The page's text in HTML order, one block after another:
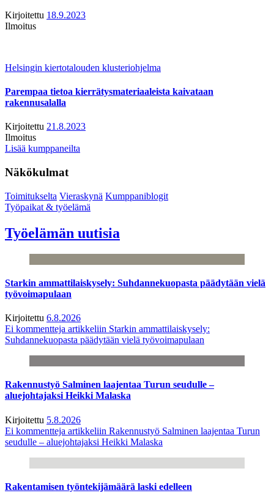
Kirjoitettu 18.9.2023
Ilmoitus
Helsingin kiertotalouden klusteriohjelma
Parempaa tietoa kierrätysmateriaaleista kaivataan
rakennusalalla
Kirjoitettu 21.8.2023
Ilmoitus
Lisää kumppaneilta
Näkökulmat
Toimitukselta Vieraskynä Kumppaniblogit
Työpaikat & työelämä
Työelämän uutisia
Starkin ammattilaiskysely: Suhdannekuopasta päädytään vielä
työvoimapulaan
Kirjoitettu 6.8.2026
Ei kommentteja artikkeliin Starkin ammattilaiskysely:
Suhdannekuopasta päädytään vielä työvoimapulaan
Rakennustyö Salminen laajentaa Turun seudulle –
aluejohtajaksi Heikki Malaska
Kirjoitettu 5.8.2026
Ei kommentteja artikkeliin Rakennustyö Salminen laajentaa Turun
seudulle – aluejohtajaksi Heikki Malaska
Rakentamisen työntekijämäärä laski edelleen